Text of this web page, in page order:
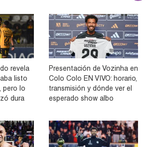
revela
listo
pero lo
dura
Presentación de Vozinha en
Colo Colo EN VIVO: horario,
transmisión y dónde ver el
esperado show albo